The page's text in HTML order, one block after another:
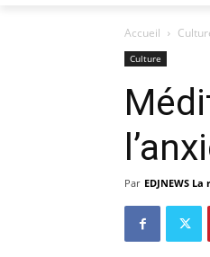
Accueil
Culture
Par EDJNEWS